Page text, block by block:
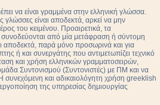
να είναι γραμμένα στην ελληνική γλώσσα.
είναι αποδεκτά, αρκεί να μην
του κειμένου. Προαιρετικά, τα
από μία μετάφραση ή σύντομη
αποδεκτά, παρά μόνο προσωρινά και για
ή και συνεργάτης που αντιμετωπίζει τεχνικό
και χρήση ελληνικών γραμματοσειρών,
Συντονισμού (Συντονιστές) με ΠΜ και να
συνεχόμενη και αδικαιολόγητη χρήση greeklish
της υπηρεσίας δημιουργίας